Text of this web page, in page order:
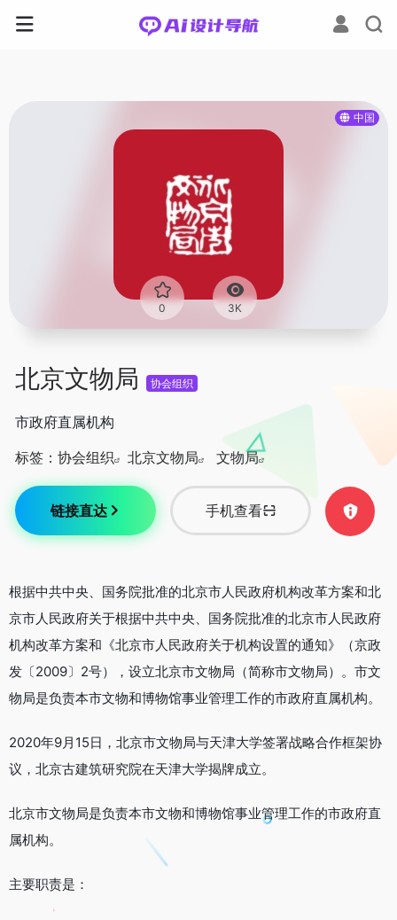
中国
0 3K
北京文物局 协会组织
市政府直属机构
标签： 协会组织 北京文物局 文物局
链接直达 手机查看
根据中共中央、国务院批准的北京市人民政府机构改革方案和北
京市人民政府关于根据中共中央、国务院批准的北京市人民政府
机构改革方案和《北京市人民政府关于机构设置的通知》（京政
发〔2009〕2号），设立北京市文物局（简称市文物局）。市文
物局是负责本市文物和博物馆事业管理工作的市政府直属机构。
2020年9月15日，北京市文物局与天津大学签署战略合作框架协
议，北京古建筑研究院在天津大学揭牌成立。
北京市文物局是负责本市文物和博物馆事业管理工作的市政府直
属机构。
主要职责是：